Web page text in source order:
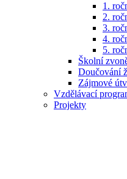
1.
2.
3.
4.
5.
Školní
Doučování
Zájmové
Vzdělávací
Projekty